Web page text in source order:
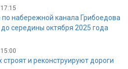
набережной канала Грибоедова
середины октября 2025 года
и реконструируют дороги